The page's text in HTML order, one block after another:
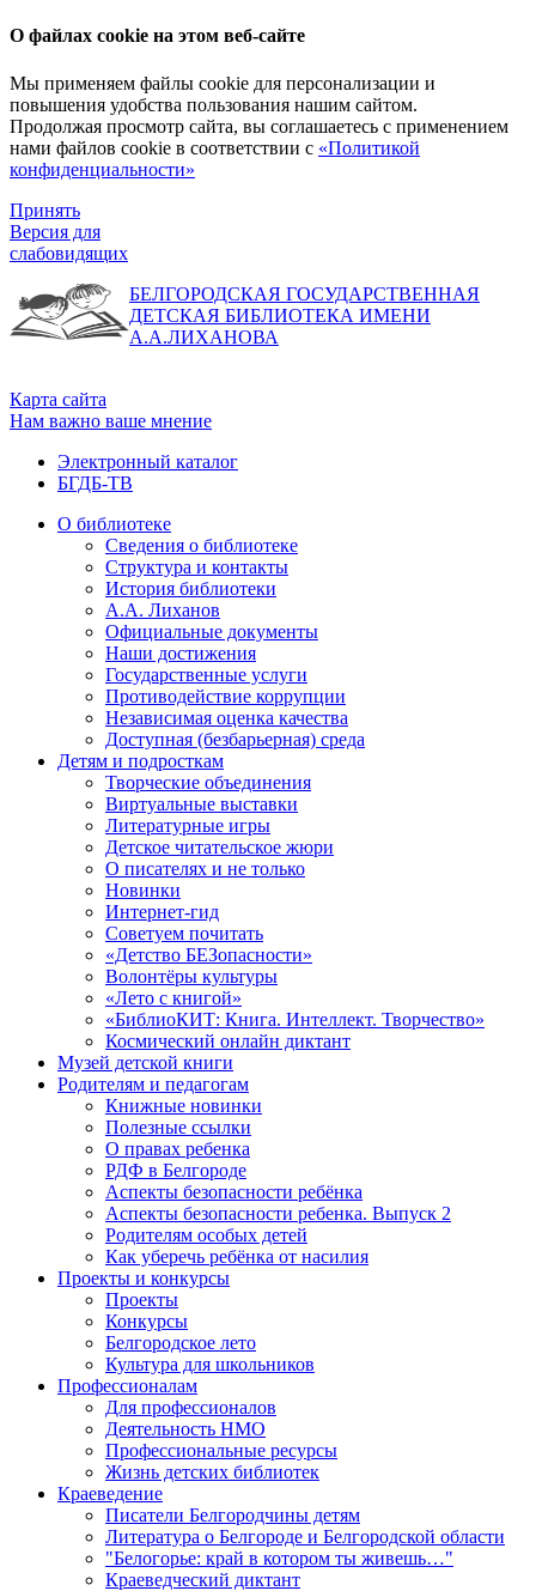
О файлах cookie на этом веб-сайте
Мы применяем файлы cookie для персонализации и
повышения удобства пользования нашим сайтом.
Продолжая просмотр сайта, вы соглашаетесь с применением
нами файлов cookie в соответствии с «Политикой
конфиденциальности»
Принять
Версия для
слабовидящих
БЕЛГОРОДСКАЯ ГОСУДАРСТВЕННАЯ
ДЕТСКАЯ БИБЛИОТЕКА ИМЕНИ
А.А.ЛИХАНОВА
Карта сайта
Нам важно ваше мнение
Электронный каталог
БГДБ-ТВ
О библиотеке
Сведения о библиотеке
Структура и контакты
История библиотеки
А.А. Лиханов
Официальные документы
Наши достижения
Государственные услуги
Противодействие коррупции
Независимая оценка качества
Доступная (безбарьерная) среда
Детям и подросткам
Творческие объединения
Виртуальные выставки
Литературные игры
Детское читательское жюри
О писателях и не только
Новинки
Интернет-гид
Советуем почитать
«Детство БЕЗопасности»
Волонтёры культуры
«Лето с книгой»
«БиблиоКИТ: Книга. Интеллект. Творчество»
Космический онлайн диктант
Музей детской книги
Родителям и педагогам
Книжные новинки
Полезные ссылки
О правах ребенка
РДФ в Белгороде
Аспекты безопасности ребёнка
Аспекты безопасности ребенка. Выпуск 2
Родителям особых детей
Как уберечь ребёнка от насилия
Проекты и конкурсы
Проекты
Конкурсы
Белгородское лето
Культура для школьников
Профессионалам
Для профессионалов
Деятельность НМО
Профессиональные ресурсы
Жизнь детских библиотек
Краеведение
Писатели Белгородчины детям
Литература о Белгороде и Белгородской области
"Белогорье: край в котором ты живешь…"
Краеведческий диктант